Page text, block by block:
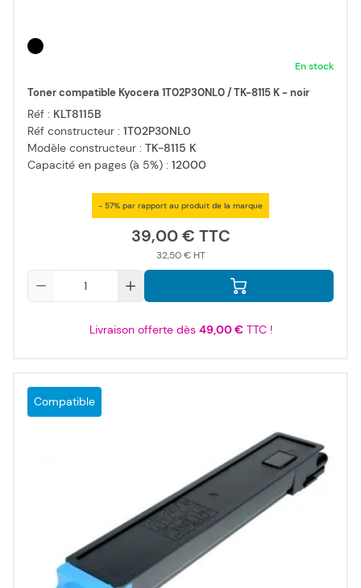
En stock
Toner compatible Kyocera 1T02P30NL0 / TK-8115 K - noir
Réf : KLT8115B
Réf constructeur : 1T02P30NL0
Modèle constructeur : TK-8115 K
Capacité en pages (à 5%) : 12000
- 57% par rapport au produit de la marque
39,00 €
32,50 €
Livraison offerte dès 49,00 €TTC !
Compatible